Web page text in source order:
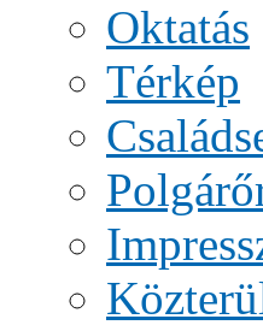
Oktatás
Térkép